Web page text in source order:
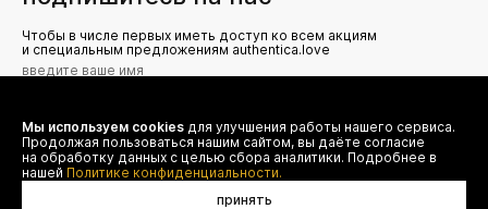
Чтобы в числе первых иметь доступ ко всем акциям
и специальным предложениям authentica.love
Я даю согласие на сбор, обработку и хранение моих
персональных данных (имя, email, телефон) для получения
рекламных и информационных рассылок от ООО 'БТ
Юнайтед', а также ознакомлен(а) с
Политикой конфиденциальности
Мы используем cookies для улучшения работы нашего сервиса.
Продолжая пользоваться нашим сайтом, вы даёте согласие
на обработку данных с целью сбора аналитики. Подробнее в
нашей Политике конфиденциальности.
принять